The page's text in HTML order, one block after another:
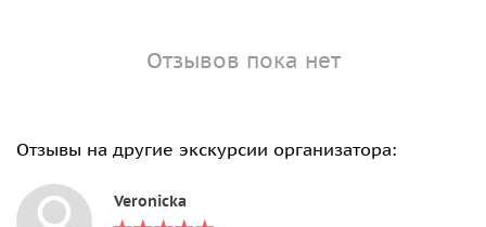
Отзывов пока нет
Отзывы на другие экскурсии организатора:
Veronicka